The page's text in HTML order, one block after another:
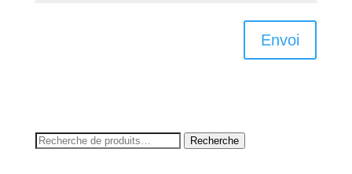
Envoi
Recherche
Recherche